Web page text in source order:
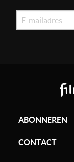
ABONNEREN
CONTACT